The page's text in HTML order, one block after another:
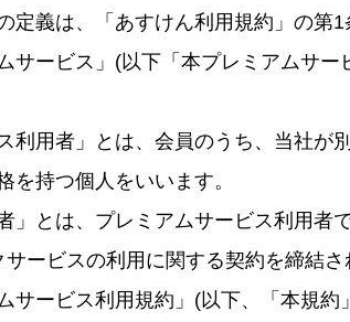
定義は、「あすけん利用規約」の第1
サービス」(以下「本プレミアムサ
利用者」とは、会員のうち、当社が
を持つ個人をいいます。
」とは、プレミアムサービス利用
ービスの利用に関する契約を締結さ
サービス利用規約」(以下、「本規